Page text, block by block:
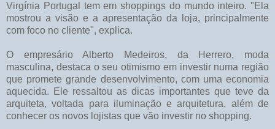
Virgínia Portugal tem em shoppings do mundo inteiro. "Ela
mostrou a visão e a apresentação da loja, principalmente
com foco no cliente", explica.
O empresário Alberto Medeiros, da Herrero, moda
masculina, destaca o seu otimismo em investir numa região
que promete grande desenvolvimento, com uma economia
aquecida. Ele ressaltou as dicas importantes que teve da
arquiteta, voltada para iluminação e arquitetura, além de
conhecer os novos lojistas que vão investir no shopping.